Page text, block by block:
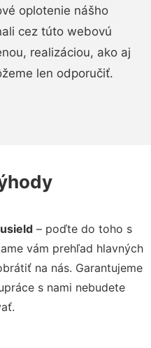
oplotenie nášho
cez túto webovú
realizáciou, ako aj
len odporučiť.
– poďte do toho s
vám prehľad hlavných
na nás. Garantujeme
s nami nebudete